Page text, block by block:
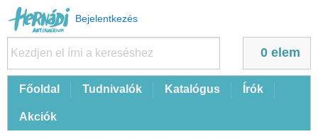
Felhasználói
fiók
menüje
Bejelentkezés
0 elem
FőFőoldal Tudnivalók Katalógus Írók
Akciók